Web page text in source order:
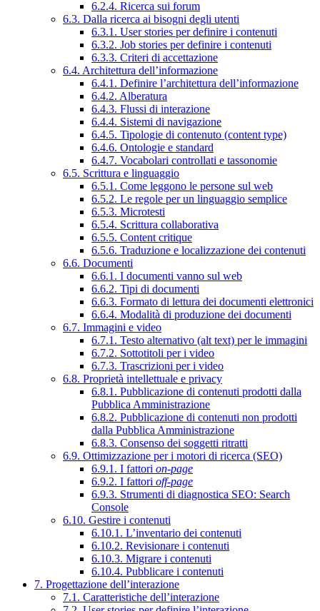
6.2.4. Ricerca sui forum
6.3. Dalla ricerca ai bisogni degli utenti
6.3.1. User stories per definire i contenuti
6.3.2. Job stories per definire i contenuti
6.3.3. Criteri di accettazione
6.4. Architettura dell’informazione
6.4.1. Definire l’architettura dell’informazione
6.4.2. Alberatura
6.4.3. Flussi di interazione
6.4.4. Sistemi di navigazione
6.4.5. Tipologie di contenuto (content type)
6.4.6. Ontologie e standard
6.4.7. Vocabolari controllati e tassonomie
6.5. Scrittura e linguaggio
6.5.1. Come leggono le persone sul web
6.5.2. Le regole per un linguaggio semplice
6.5.3. Microtesti
6.5.4. Scrittura collaborativa
6.5.5. Content critique
6.5.6. Traduzione e localizzazione dei contenuti
6.6. Documenti
6.6.1. I documenti vanno sul web
6.6.2. Tipi di documenti
6.6.3. Formato di lettura dei documenti elettronici
6.6.4. Modalità di produzione dei documenti
6.7. Immagini e video
6.7.1. Testo alternativo (alt text) per le immagini
6.7.2. Sottotitoli per i video
6.7.3. Trascrizioni per i video
6.8. Proprietà intellettuale e privacy
6.8.1. Pubblicazione di contenuti prodotti dalla
Pubblica Amministrazione
6.8.2. Pubblicazione di contenuti non prodotti
dalla Pubblica Amministrazione
6.8.3. Consenso dei soggetti ritratti
6.9. Ottimizzazione per i motori di ricerca (SEO)
6.9.1. I fattori on-page
6.9.2. I fattori off-page
6.9.3. Strumenti di diagnostica SEO: Search
Console
6.10. Gestire i contenuti
6.10.1. L’inventario dei contenuti
6.10.2. Revisionare i contenuti
6.10.3. Migrare i contenuti
6.10.4. Pubblicare i contenuti
7. Progettazione dell’interazione
7.1. Caratteristiche dell’interazione